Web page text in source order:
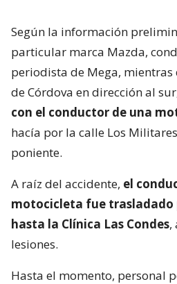
Según la información
particular marca Mazda,
periodista de Mega,
de Córdova en dirección al
con el conductor de una
hacía por la calle Los
poniente.
A raíz del accidente, el
motocicleta fue trasladado
hasta la Clínica Las Condes,
lesiones.
Hasta el momento, personal